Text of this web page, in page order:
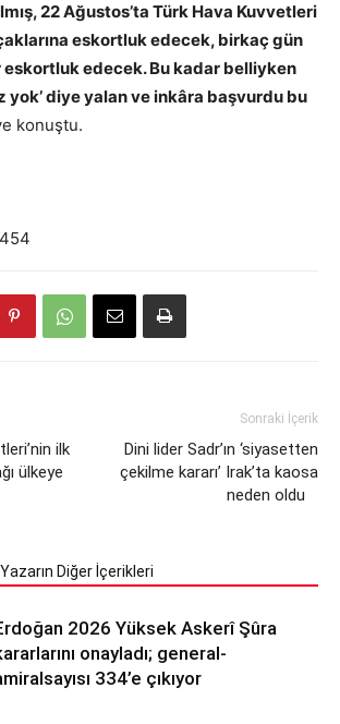
22 Ağustos’ta Türk Hava Kuvvetleri
eskortluk edecek, birkaç gün
eskortluk edecek. Bu kadar belliyken
yok’ diye yalan ve inkâra başvurdu bu
konuştu.
454
ilk
ülkeye
Sonraki İçerik
Dini lider Sadr’ın ‘siyasetten
çekilme kararı’ Irak’ta kaosa
neden oldu
Yazarın Diğer İçerikleri
2026 Yüksek Askerî Şûra
onayladı; general-
334’e çıkıyor